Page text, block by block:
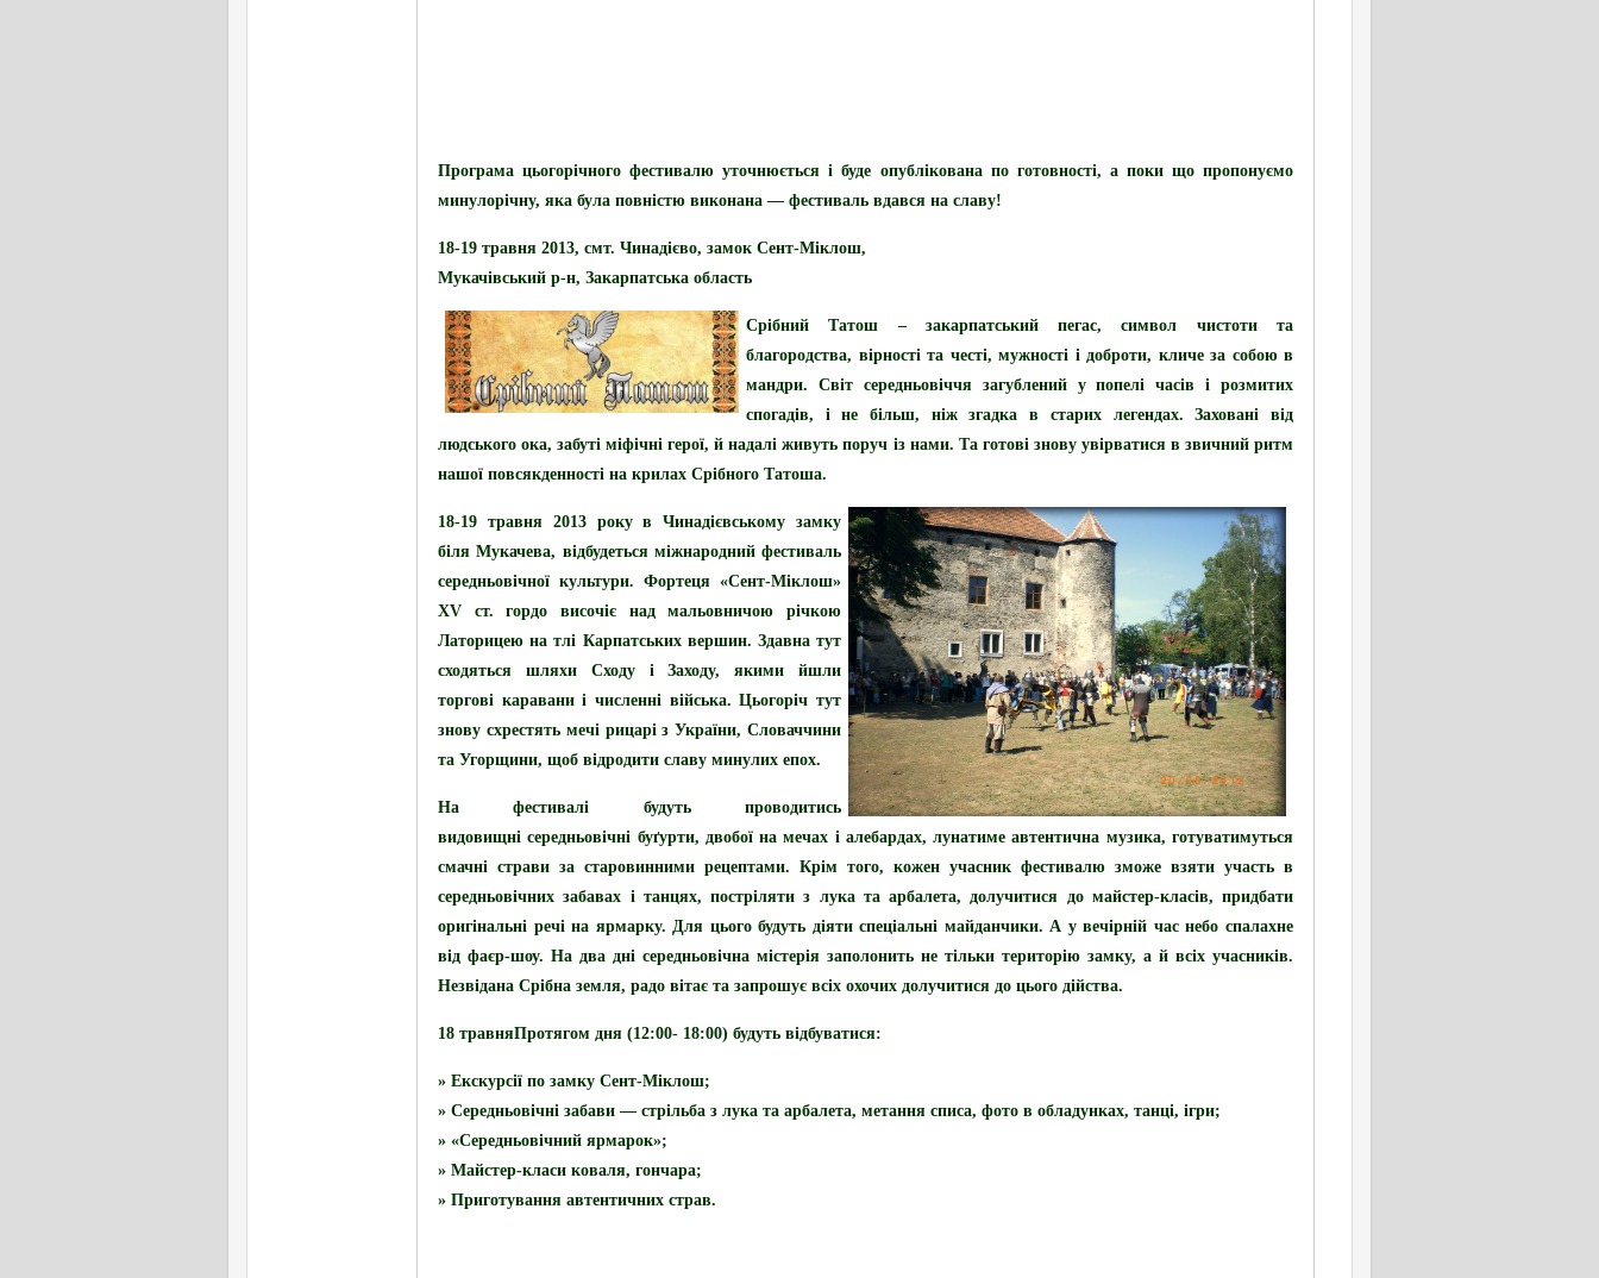
Програма цьогорічного фестивалю уточнюється і буде опублікована по готовності, а поки що пропонуємо
минулорічну, яка була повністю виконана — фестиваль вдався на славу!
18-19 травня 2013, смт. Чинадієво, замок Сент-Міклош,
Мукачівський р-н, Закарпатська область
Срібний Татош – закарпатський пегас, символ чистоти та
благородства, вірності та честі, мужності і доброти, кличе за собою в
мандри. Світ середньовіччя загублений у попелі часів і розмитих
спогадів, і не більш, ніж згадка в старих легендах. Заховані від
людського ока, забуті міфічні герої, й надалі живуть поруч із нами. Та готові знову увірватися в звичний ритм
нашої повсякденності на крилах Срібного Татоша.
18-19 травня 2013 рокув Чинадієвському замку
біля Мукачева, відбудеться міжнародний фестиваль
середньовічної культури. Фортеця «Сент-Міклош»
XV ст. гордо височіє над мальовничою річкою
Латорицею на тлі Карпатських вершин. Здавна тут
сходяться шляхи Сходу і Заходу, якими йшли
торгові каравани і численні війська. Цьогоріч тут
знову схрестять мечі рицарі з України, Словаччини
та Угорщини, щоб відродити славу минулих епох.
На фестивалі будуть проводитись
видовищнісередньовічні буґурти, двобої на мечах і алебардах, лунатиме автентична музика, готуватимуться
смачні страви за старовинними рецептами. Крім того, кожен учасник фестивалю зможе взяти участь в
середньовічних забавах і танцях, постріляти з лука та арбалета, долучитися до майстер-класів, придбати
оригінальні речі на ярмарку. Для цього будуть діяти спеціальні майданчики. А у вечірній час небо спалахне
від фаєр-шоу. На два дні середньовічна містерія заполонить не тільки територію замку, а й всіх учасників.
Незвідана Срібна земля, радо вітає та запрошує всіх охочих долучитися до цього дійства.
18 травняПротягом дня (12:00- 18:00) будуть відбуватися:
» Екскурсії по замку Сент-Міклош;
» Середньовічні забави — стрільба з лука та арбалета, метання списа, фото в обладунках, танці, ігри;
» «Середньовічний ярмарок»;
» Майстер-класи коваля, гончара;
» Приготування автентичних страв.